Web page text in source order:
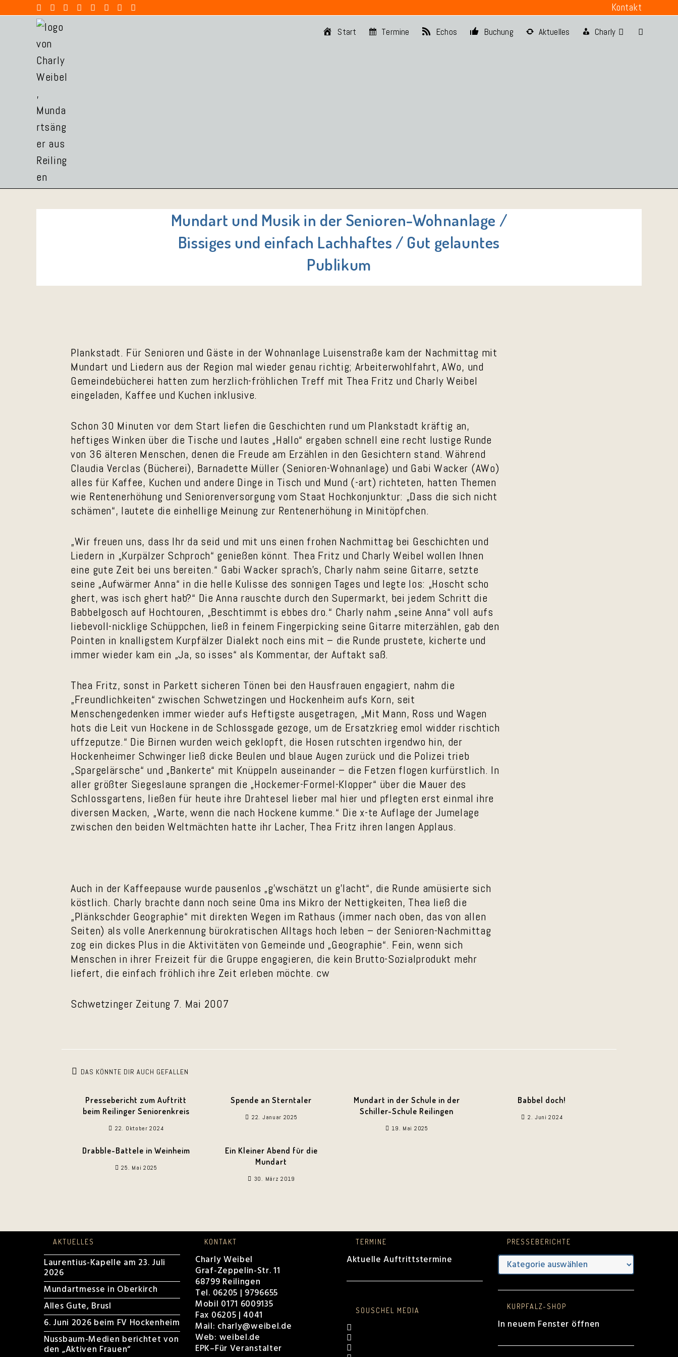
Kontakt
Start Termine Echos Buchung Aktuelles Charly
Mundart und Musik in der Senioren-Wohnanlage /
Bissiges und einfach Lachhaftes / Gut gelauntes
Publikum
Plankstadt. Für Senioren und Gäste in der Wohnanlage Luisenstraße kam der Nachmittag mit
Mundart und Liedern aus der Region mal wieder genau richtig; Arbeiterwohlfahrt, AWo, und
Gemeindebücherei hatten zum herzlich-fröhlichen Treff mit Thea Fritz und Charly Weibel
eingeladen, Kaffee und Kuchen inklusive.
Schon 30 Minuten vor dem Start liefen die Geschichten rund um Plankstadt kräftig an,
heftiges Winken über die Tische und lautes „Hallo“ ergaben schnell eine recht lustige Runde
von 36 älteren Menschen, denen die Freude am Erzählen in den Gesichtern stand. Während
Claudia Verclas (Bücherei), Barnadette Müller (Senioren-Wohnanlage) und Gabi Wacker (AWo)
alles für Kaffee, Kuchen und andere Dinge in Tisch und Mund (-art) richteten, hatten Themen
wie Rentenerhöhung und Seniorenversorgung vom Staat Hochkonjunktur: „Dass die sich nicht
schämen“, lautete die einhellige Meinung zur Rentenerhöhung in Minitöpfchen.
„Wir freuen uns, dass Ihr da seid und mit uns einen frohen Nachmittag bei Geschichten und
Liedern in „Kurpälzer Schproch“ genießen könnt. Thea Fritz und Charly Weibel wollen Ihnen
eine gute Zeit bei uns bereiten.“ Gabi Wacker sprach’s, Charly nahm seine Gitarre, setzte
seine „Aufwärmer Anna“ in die helle Kulisse des sonnigen Tages und legte los: „Hoscht scho
ghert, was isch ghert hab?“ Die Anna rauschte durch den Supermarkt, bei jedem Schritt die
Babbelgosch auf Hochtouren, „Beschtimmt is ebbes dro.“ Charly nahm „seine Anna“ voll aufs
liebevoll-nicklige Schüppchen, ließ in feinem Fingerpicking seine Gitarre miterzählen, gab den
Pointen in knalligstem Kurpfälzer Dialekt noch eins mit – die Runde prustete, kicherte und
immer wieder kam ein „Ja, so isses“ als Kommentar, der Auftakt saß.
Thea Fritz, sonst in Parkett sicheren Tönen bei den Hausfrauen engagiert, nahm die
„Freundlichkeiten“ zwischen Schwetzingen und Hockenheim aufs Korn, seit
Menschengedenken immer wieder aufs Heftigste ausgetragen, „Mit Mann, Ross und Wagen
hots die Leit vun Hockene in de Schlossgade gezoge, um de Ersatzkrieg emol widder rischtich
uffzeputze.“ Die Birnen wurden weich geklopft, die Hosen rutschten irgendwo hin, der
Hockenheimer Schwinger ließ dicke Beulen und blaue Augen zurück und die Polizei trieb
„Spargelärsche“ und „Bankerte“ mit Knüppeln auseinander – die Fetzen flogen kurfürstlich. In
aller größter Siegeslaune sprangen die „Hockemer-Formel-Klopper“ über die Mauer des
Schlossgartens, ließen für heute ihre Drahtesel lieber mal hier und pflegten erst einmal ihre
diversen Macken, „Warte, wenn die nach Hockene kumme.“ Die x-te Auflage der Jumelage
zwischen den beiden Weltmächten hatte ihr Lacher, Thea Fritz ihren langen Applaus.
Auch in der Kaffeepause wurde pausenlos „g’wschätzt un g’lacht“, die Runde amüsierte sich
köstlich. Charly brachte dann noch seine Oma ins Mikro der Nettigkeiten, Thea ließ die
„Plänkschder Geographie“ mit direkten Wegen im Rathaus (immer nach oben, das von allen
Seiten) als volle Anerkennung bürokratischen Alltags hoch leben – der Senioren-Nachmittag
zog ein dickes Plus in die Aktivitäten von Gemeinde und „Geographie“. Fein, wenn sich
Menschen in ihrer Freizeit für die Gruppe engagieren, die kein Brutto-Sozialprodukt mehr
liefert, die einfach fröhlich ihre Zeit erleben möchte. cw
Schwetzinger Zeitung 7. Mai 2007
DAS KÖNNTE DIR AUCH GEFALLEN
Pressebericht zum Auftritt
beim Reilinger Seniorenkreis
22. Oktober 2024
Spende an Sterntaler
22. Januar 2025
Mundart in der Schule in der
Schiller-Schule Reilingen
19. Mai 2025
Babbel doch!
2. Juni 2024
Drabble-Battele in Weinheim
25. Mai 2025
Ein Kleiner Abend für die
Mundart
30. März 2019
AKTUELLES
Laurentius-Kapelle am 23. Juli
2026
Mundartmesse in Oberkirch
Alles Gute, Brusl
6. Juni 2026 beim FV Hockenheim
Nussbaum-Medien berichtet von
den „Aktiven Frauen“
KONTAKT
Charly Weibel
Graf-Zeppelin-Str. 11
68799 Reilingen
Tel. 06205 | 9796655
Mobil 0171 6009135
Fax 06205 | 4041
Mail: charly@weibel.de
Web: weibel.de
EPK–Für Veranstalter
TERMINE
Aktuelle Auftrittstermine
SOUSCHEL MEDIA
PRESSEBERICHTE
KURPFALZ-SHOP
In neuem Fenster öffnen